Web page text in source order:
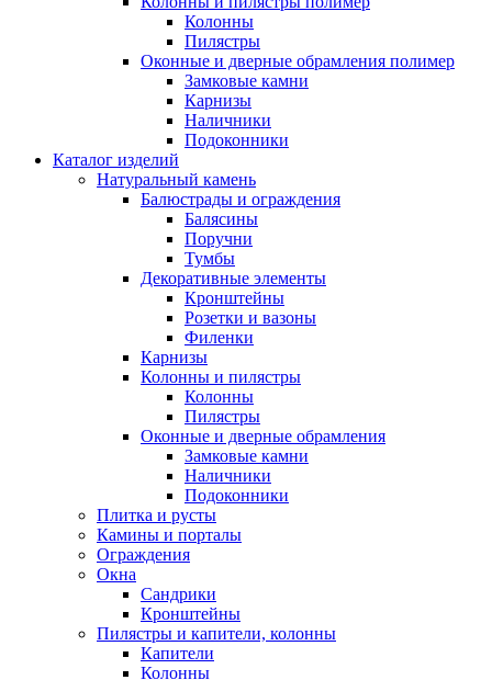
Колонны
Пилястры
Оконные и дверные обрамления полимер
Замковые камни
Карнизы
Наличники
Подоконники
Каталог изделий
Натуральный камень
Балюстрады и ограждения
Балясины
Поручни
Тумбы
Декоративные элементы
Кронштейны
Розетки и вазоны
Филенки
Карнизы
Колонны и пилястры
Колонны
Пилястры
Оконные и дверные обрамления
Замковые камни
Наличники
Подоконники
Плитка и русты
Камины и порталы
Ограждения
Окна
Сандрики
Кронштейны
Пилястры и капители, колонны
Капители
Колонны